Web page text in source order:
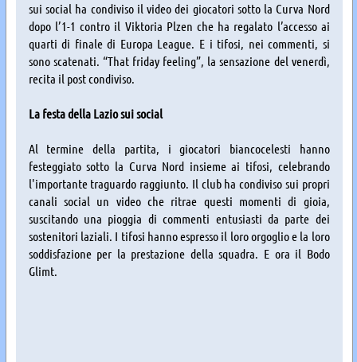
sui social ha condiviso il video dei giocatori sotto la Curva Nord
dopo l’1-1 contro il Viktoria Plzen che ha regalato l’accesso ai
quarti di finale di Europa League. E i tifosi, nei commenti, si
sono scatenati. “That friday feeling”, la sensazione del venerdì,
recita il post condiviso.
La festa della Lazio sui social
Al termine della partita, i giocatori biancocelesti hanno
festeggiato sotto la Curva Nord insieme ai tifosi, celebrando
l'importante traguardo raggiunto. Il club ha condiviso sui propri
canali social un video che ritrae questi momenti di gioia,
suscitando una pioggia di commenti entusiasti da parte dei
sostenitori laziali. I tifosi hanno espresso il loro orgoglio e la loro
soddisfazione per la prestazione della squadra. E ora il Bodo
Glimt.